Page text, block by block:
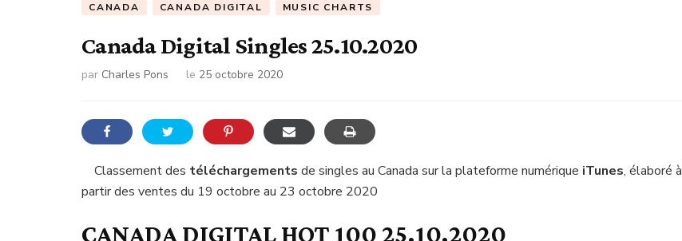
CANADA CANADA DIGITAL MUSIC CHARTS
Canada Digital Singles 25.10.2020
par Charles Pons le 25 octobre 2020
Classement des téléchargements de singles au Canada sur la plateforme numérique iTunes, élaboré à
partir des ventes du 19 octobre au 23 octobre 2020
CANADA DIGITAL HOT 100 25.10.2020